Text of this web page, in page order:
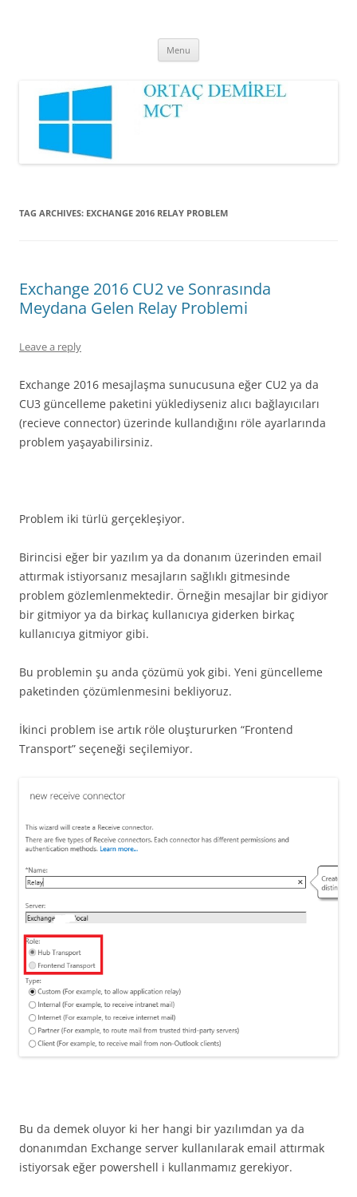
Menu
TAG ARCHIVES: EXCHANGE 2016 RELAY PROBLEM
Exchange 2016 CU2 ve Sonrasında
Meydana Gelen Relay Problemi
Leave a reply
Exchange 2016 mesajlaşma sunucusuna eğer CU2 ya da
CU3 güncelleme paketini yüklediyseniz alıcı bağlayıcıları
(recieve connector) üzerinde kullandığını röle ayarlarında
problem yaşayabilirsiniz.
Problem iki türlü gerçekleşiyor.
Birincisi eğer bir yazılım ya da donanım üzerinden email
attırmak istiyorsanız mesajların sağlıklı gitmesinde
problem gözlemlenmektedir. Örneğin mesajlar bir gidiyor
bir gitmiyor ya da birkaç kullanıcıya giderken birkaç
kullanıcıya gitmiyor gibi.
Bu problemin şu anda çözümü yok gibi. Yeni güncelleme
paketinden çözümlenmesini bekliyoruz.
İkinci problem ise artık röle oluştururken “Frontend
Transport” seçeneği seçilemiyor.
Bu da demek oluyor ki her hangi bir yazılımdan ya da
donanımdan Exchange server kullanılarak email attırmak
istiyorsak eğer powershell i kullanmamız gerekiyor.